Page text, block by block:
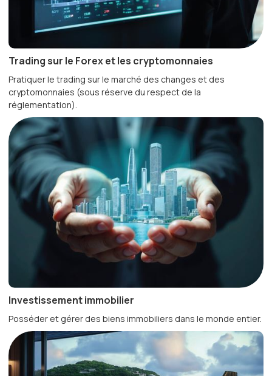
Trading sur le Forex et les cryptomonnaies
Pratiquer le trading sur le marché des changes et des
cryptomonnaies (sous réserve du respect de la
réglementation).
Investissement immobilier
Posséder et gérer des biens immobiliers dans le monde entier.